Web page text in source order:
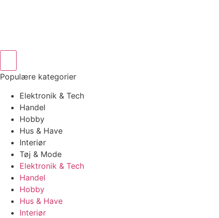
Populære kategorier
Elektronik & Tech
Handel
Hobby
Hus & Have
Interiør
Tøj & Mode
Elektronik & Tech
Handel
Hobby
Hus & Have
Interiør